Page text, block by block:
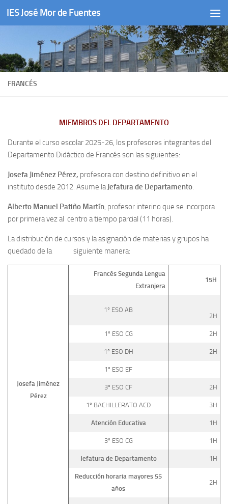
Saltar al contenido
IES José Mor de Fuentes
FRANCÉS
MIEMBROS DEL DEPARTAMENTO
Durante el curso escolar 2025-26, los profesores integrantes del
Departamento Didáctico de Francés son las siguientes:
Josefa Jiménez Pérez, profesora con destino definitivo en el
instituto desde 2012. Asume laJefatura de Departamento.
Alberto Manuel Patiño Martín, profesor interino que se incorpora
por primera vez al centro a tiempo parcial (11 horas).
La distribución de cursos y la asignación de materias y grupos ha
quedado de la siguiente manera:
Josefa Jiménez
Pérez
Francés Segunda Lengua
Extranjera
15H
1º ESO AB
2H
1º ESO CG 2H
1º ESO DH 2H
1º ESO EF
3º ESO CF 2H
1º BACHILLERATO ACD 3H
Atención Educativa 1H
3º ESO CG 1H
Jefatura de Departamento 1H
Reducción horaria mayores 55
años
2H